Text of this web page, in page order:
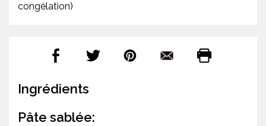
congélation)
Ingrédients
Pâte sablée: